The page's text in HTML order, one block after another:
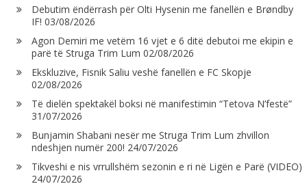
Debutim ëndërrash për Olti Hysenin me fanellën e Brøndby
IF! 03/08/2026
Agon Demiri me vetëm 16 vjet e 6 ditë debutoi me ekipin e
parë të Struga Trim Lum 02/08/2026
Ekskluzive, Fisnik Saliu veshë fanellën e FC Skopje
02/08/2026
Të dielën spektakël boksi në manifestimin “Tetova N’festë”
31/07/2026
Bunjamin Shabani nesër me Struga Trim Lum zhvillon
ndeshjen numër 200! 24/07/2026
Tikveshi e nis vrrullshëm sezonin e ri në Ligën e Parë (VIDEO)
24/07/2026